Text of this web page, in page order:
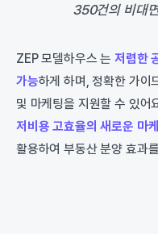
350건의 비대
ZEP 모델하우스 는 저렴한
가능하게 하며, 정확한 가이
및 마케팅을 지원할 수 있어
저비용 고효율의 새로운 마
활용하여 부동산 분양 효과